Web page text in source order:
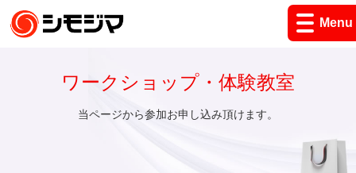
Menu
ワークショップ・体験教室
当ページから参加お申し込み頂けます。